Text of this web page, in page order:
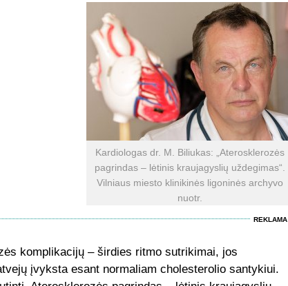
Kardiologas dr. M. Biliukas: „Aterosklerozės
pagrindas – lėtinis kraujagyslių uždegimas“.
Vilniaus miesto klinikinės ligoninės archyvo
nuotr.
REKLAMA
komplikacijų – širdies ritmo sutrikimai, jos
įvyksta esant normaliam cholesterolio santykiui.